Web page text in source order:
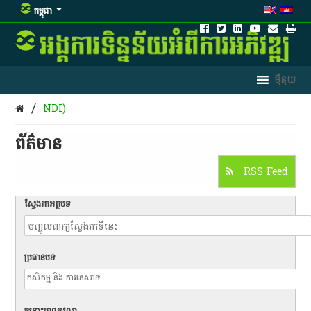
កម្ពុជា
/ NDI)
ព័ត៌មាន​
RSS Feed
ស្វែងរកអត្ថបទ
ប្រធានបទ